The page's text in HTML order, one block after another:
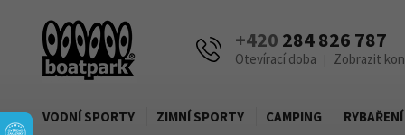
+420 284 826 787
Otevírací doba | Zobrazit
VODNÍ SPORTY ZIMNÍ SPORTY CAMPING RYBAŘENÍ